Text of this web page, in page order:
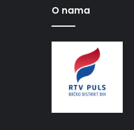
O nama